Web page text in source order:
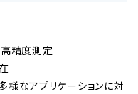
精度測定
様なアプリケーションに対